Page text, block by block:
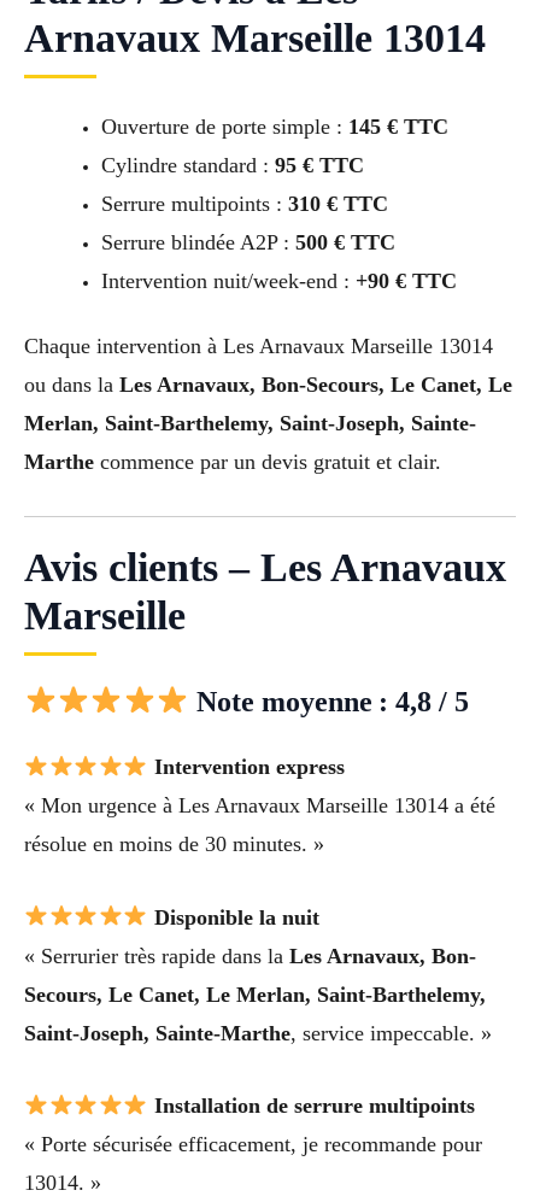
Arnavaux Marseille 13014
Ouverture de porte simple : 145 € TTC
Cylindre standard : 95 € TTC
Serrure multipoints : 310 € TTC
Serrure blindée A2P : 500 € TTC
Intervention nuit/week-end : +90 € TTC
Chaque intervention à Les Arnavaux Marseille 13014
ou dans la Les Arnavaux, Bon-Secours, Le Canet, Le
Merlan, Saint-Barthelemy, Saint-Joseph, Sainte-
Marthe commence par un devis gratuit et clair.
Avis clients – Les Arnavaux
Marseille
Note moyenne : 4,8 / 5
Intervention express
« Mon urgence à Les Arnavaux Marseille 13014 a été
résolue en moins de 30 minutes. »
Disponible la nuit
« Serrurier très rapide dans la Les Arnavaux, Bon-
Secours, Le Canet, Le Merlan, Saint-Barthelemy,
Saint-Joseph, Sainte-Marthe, service impeccable. »
Installation de serrure multipoints
« Porte sécurisée efficacement, je recommande pour
13014. »